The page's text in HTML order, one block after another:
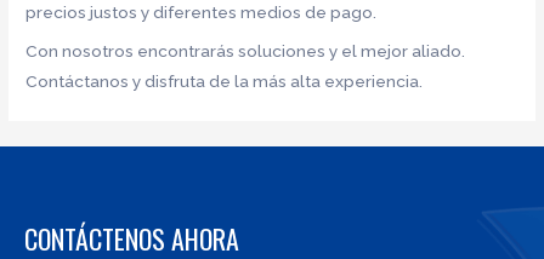
precios justos y diferentes medios de pago.
Con nosotros encontrarás soluciones y el mejor aliado.
Contáctanos y disfruta de la más alta experiencia.
CONTÁCTENOS AHORA